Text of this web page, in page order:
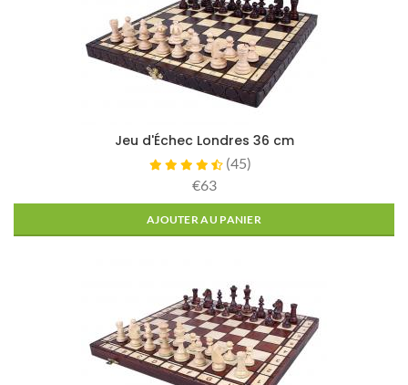
Jeu d'Échec Londres 36 cm
(45)
€63
AJOUTER AU PANIER